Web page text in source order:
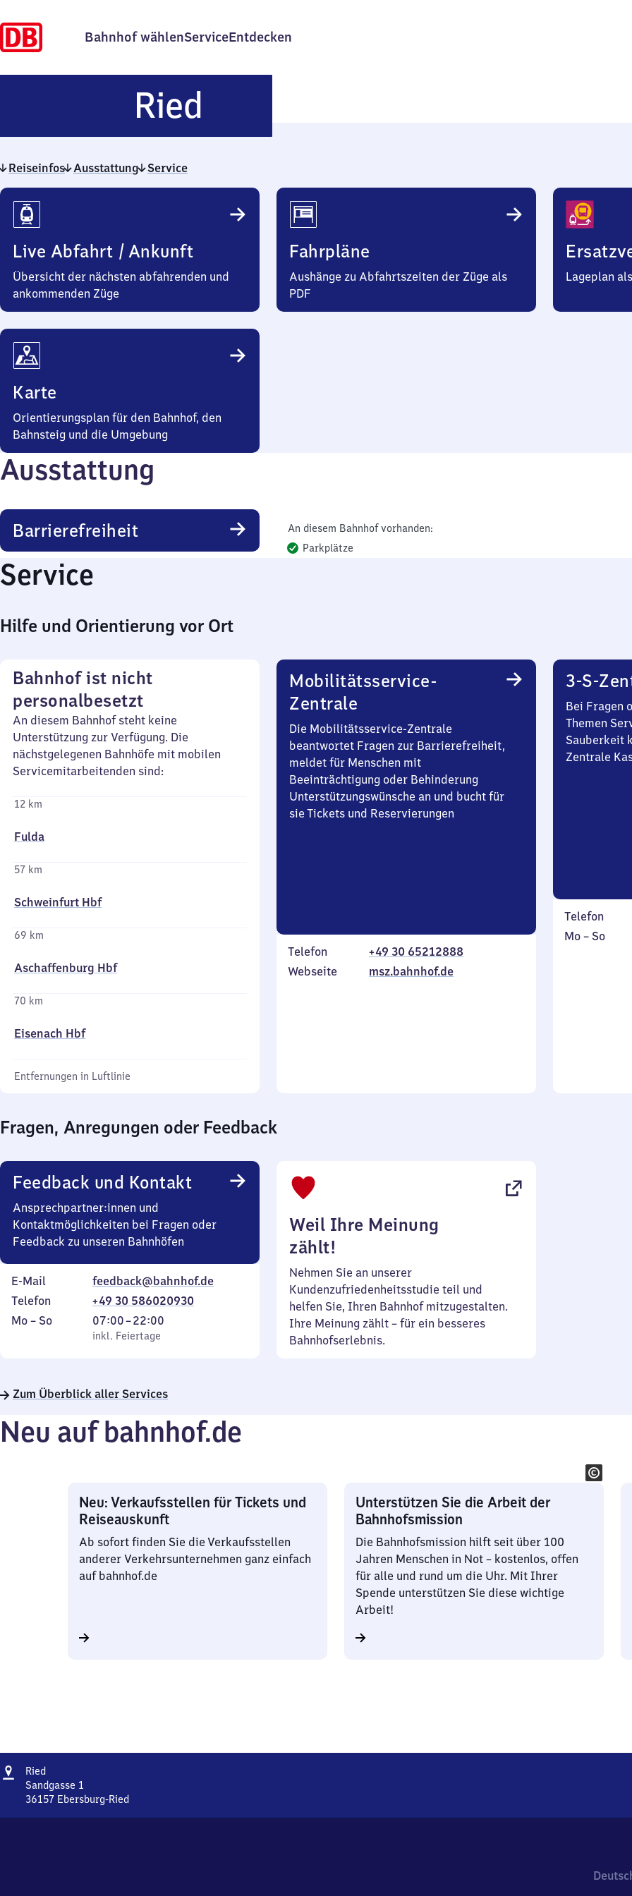
Bahnhof wählenServiceEntdecken
Ried
Reiseinfos Ausstattung Service
Reiseinfos
Live Abfahrt / Ankunft
Übersicht der nächsten abfahrenden und
ankommenden Züge
Fahrpläne
Aushänge zu Abfahrtszeiten der Züge als
PDF
Lageplan
Karte
Orientierungsplan für den Bahnhof, den
Bahnsteig und die Umgebung
Ausstattung
Barrierefreiheit
An diesem Bahnhof vorhanden:
Parkplätze
Service
Hilfe und Orientierung vor Ort
Bahnhof ist nicht
personalbesetzt
An diesem Bahnhof steht keine
Unterstützung zur Verfügung. Die
nächstgelegenen Bahnhöfe mit mobilen
Servicemitarbeitenden sind:
12 km
Fulda
57 km
Schweinfurt Hbf
69 km
Aschaffenburg Hbf
70 km
Eisenach Hbf
Entfernungen in Luftlinie
Mobilitätsservice-
Zentrale
Die Mobilitätsservice-Zentrale
beantwortet Fragen zur Barrierefreiheit,
meldet für Menschen mit
Beeinträchtigung oder Behinderung
Unterstützungswünsche an und bucht für
sie Tickets und Reservierungen
Telefon
+49 30 65212888
Webseite
msz.bahnhof.de
3-S-
Bei Fragen
Themen
Sauberkeit
Zentrale
Telefon
Montag
Mo – So,
Fragen, Anregungen oder Feedback
Feedback und Kontakt
Ansprechpartner:innen und
Kontaktmöglichkeiten bei Fragen oder
Feedback zu unseren Bahnhöfen
E-Mail
feedback@bahnhof.de
Telefon
+49 30 586020930
Montag
Mo – So,
inkl. Feiertage
07:00–22:00
Von
7
22
inkl. Feiertage
Weil Ihre Meinung
zählt!
Nehmen Sie an unserer
Kundenzufriedenheitsstudie teil und
helfen Sie, Ihren Bahnhof mitzugestalten.
Ihre Meinung zählt – für ein besseres
Bahnhofserlebnis.
Zum Überblick aller Services
Neu auf bahnhof.de
Neu: Verkaufsstellen für Tickets und
Reiseauskunft
Ab sofort finden Sie die Verkaufsstellen
anderer Verkehrsunternehmen ganz einfach
auf bahnhof.de
Unterstützen Sie die Arbeit der
Bahnhofsmission
Die Bahnhofsmission hilft seit über 100
Jahren Menschen in Not – kostenlos, offen
für alle und rund um die Uhr. Mit Ihrer
Spende unterstützen Sie diese wichtige
Arbeit!
Adresse
RiedRied
Sandgasse 1
36157 Ebersburg-Ried